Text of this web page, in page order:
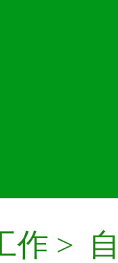
作 >